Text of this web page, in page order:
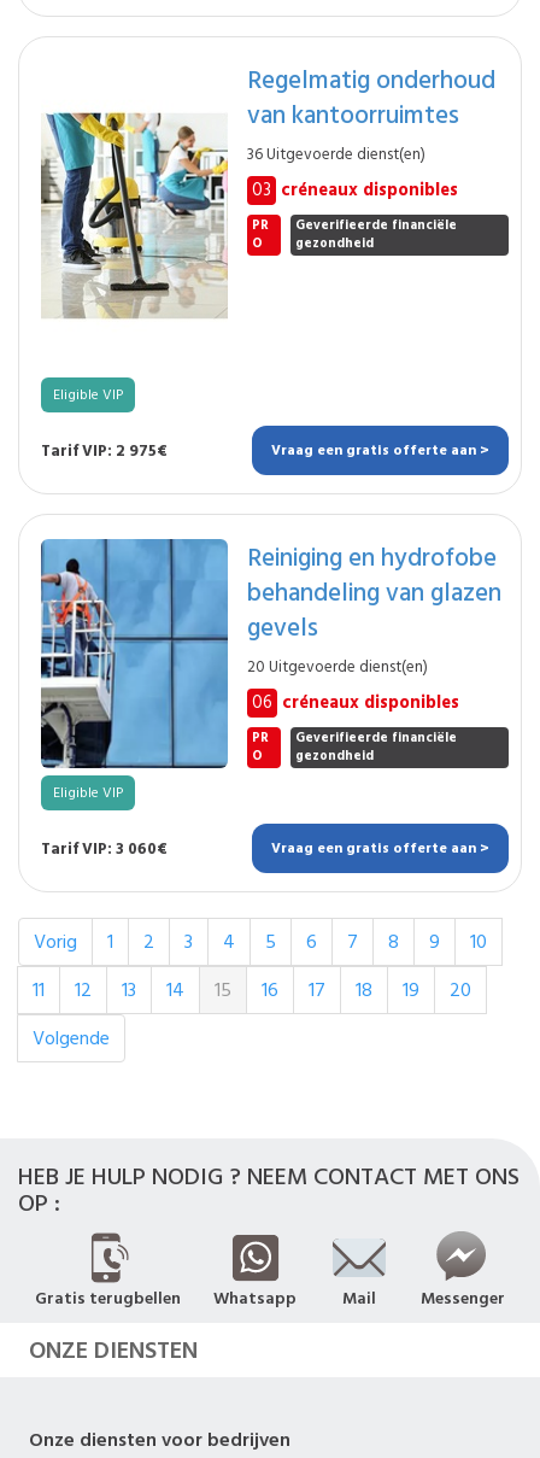
Regelmatig onderhoud
van kantoorruimtes
36 Uitgevoerde dienst(en)
03 créneaux disponibles
PR
O
Geverifieerde financiële
gezondheid
Eligible VIP
Tarif VIP: 2 975€ Vraag een gratis offerte aan >
Reiniging en hydrofobe
behandeling van glazen
gevels
20 Uitgevoerde dienst(en)
06 créneaux disponibles
PR
O
Geverifieerde financiële
gezondheid
Eligible VIP
Tarif VIP: 3 060€ Vraag een gratis offerte aan >
Vorig 1 2 3 4 5 6 7 8 9
10
11
12 13 14 15 16 17 18 19
20
Volgende
HEB JE HULP NODIG ? NEEM CONTACT MET ONS
OP :
Gratis terugbellen Whatsapp Mail Messenger
ONZE DIENSTEN
Onze diensten voor bedrijven